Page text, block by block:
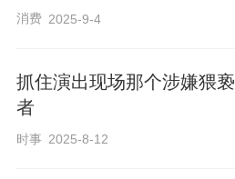
消费 2025-9-4
抓住演出现场那个涉嫌猥亵
者
时事 2025-8-12